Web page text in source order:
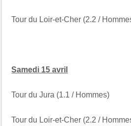
Tour du Loir-et-Cher (2.2 /
Samedi 15 avril
Tour du Jura (1.1 / Hommes)
Tour du Loir-et-Cher (2.2 /